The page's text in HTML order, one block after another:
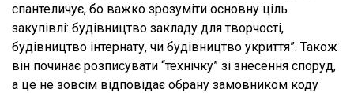
спантеличує, бо важко зрозуміти основну ціль
закупівлі: будівництво закладу для творчості,
будівництво інтернату, чи будівництво укриття”. Також
він починає розписувати “технічку” зі знесення споруд,
а це не зовсім відповідає обрану замовником коду